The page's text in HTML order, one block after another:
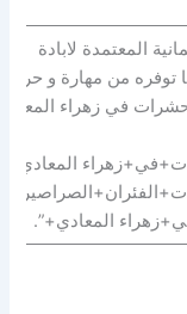
المعتمدة لابادة
توفره من مهارة و حرفية
في زهراء
المعادي+”.